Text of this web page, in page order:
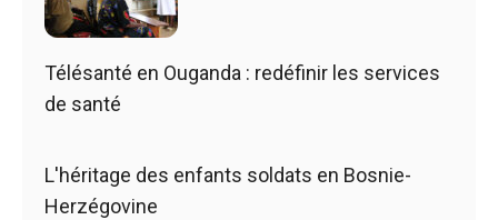
Télésanté en Ouganda : redéfinir les services
de santé
L'héritage des enfants soldats en Bosnie-
Herzégovine